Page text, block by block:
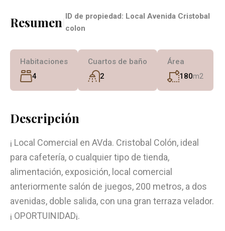
Resumen ID de propiedad: Local Avenida Cristobal
colon
Habitaciones
4
Cuartos de baño
2
Área
180m2
Descripción
¡ Local Comercial en AVda. Cristobal Colón, ideal
para cafetería, o cualquier tipo de tienda,
alimentación, exposición, local comercial
anteriormente salón de juegos, 200 metros, a dos
avenidas, doble salida, con una gran terraza velador.
¡ OPORTUINIDAD¡.